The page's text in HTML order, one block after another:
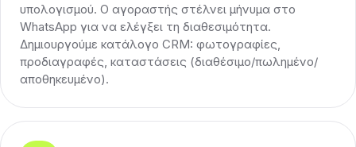
υπολογισμού. Ο αγοραστής στέλνει μήνυμα στο
WhatsApp για να ελέγξει τη διαθεσιμότητα.
Δημιουργούμε κατάλογο CRM: φωτογραφίες,
προδιαγραφές, καταστάσεις (διαθέσιμο/πωλημένο/
αποθηκευμένο).